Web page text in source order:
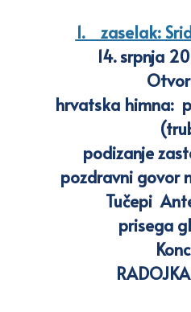
1. zaselak:
14. srpnja
hrvatska himna:
podizanje
pozdravni govor
Tučepi
prisega